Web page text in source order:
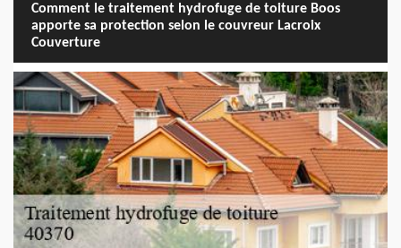
Comment le traitement hydrofuge de toiture Boos
apporte sa protection selon le couvreur Lacroix
Couverture